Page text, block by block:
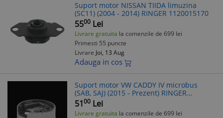
Suport motor NISSAN TIIDA limuzina
(SC11) (2004 - 2014) RINGER 1120015170
5500 Lei
Livrare gratuita la comenzile de 699 lei
Primesti 55 puncte
Livrare Joi, 13 Aug
Adauga in cos
Suport motor VW CADDY IV microbus
(SAB, SAJ) (2015 - Prezent) RINGER
1120015020
5100 Lei
Livrare gratuita la comenzile de 699 lei